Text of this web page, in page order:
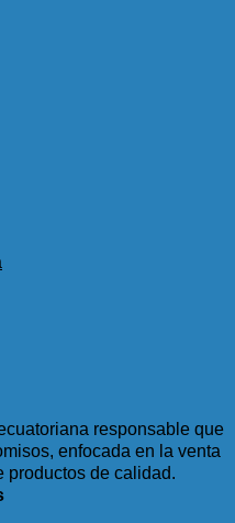
responsable que
enfocada en la venta
productos de calidad.